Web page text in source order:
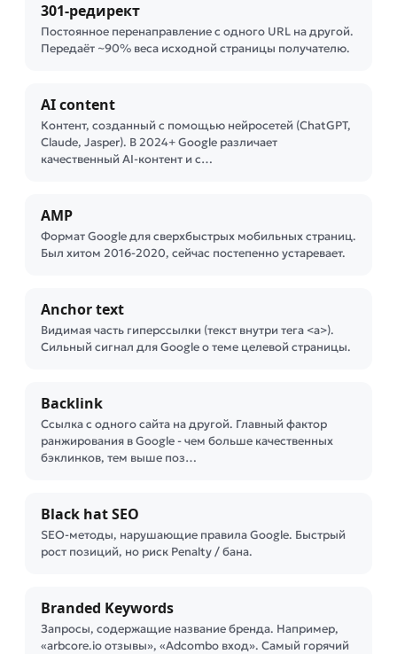
301-редирект
Постоянное перенаправление с одного URL на другой.
Передаёт ~90% веса исходной страницы получателю.
AI content
Контент, созданный с помощью нейросетей (ChatGPT,
Claude, Jasper). В 2024+ Google различает
качественный AI-контент и с…
AMP
Формат Google для сверхбыстрых мобильных страниц.
Был хитом 2016-2020, сейчас постепенно устаревает.
Anchor text
Видимая часть гиперссылки (текст внутри тега <a>).
Сильный сигнал для Google о теме целевой страницы.
Backlink
Ссылка с одного сайта на другой. Главный фактор
ранжирования в Google - чем больше качественных
бэклинков, тем выше поз…
Black hat SEO
SEO-методы, нарушающие правила Google. Быстрый
рост позиций, но риск Penalty / банa.
Branded Keywords
Запросы, содержащие название бренда. Например,
«arbcore.io отзывы», «Adcombo вход». Самый горячий